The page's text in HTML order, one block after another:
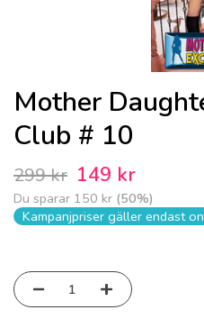
Mother
Club # 10
299 kr 149 kr
Du sparar 150 kr (50%)
Kampanjpriser gäller endast